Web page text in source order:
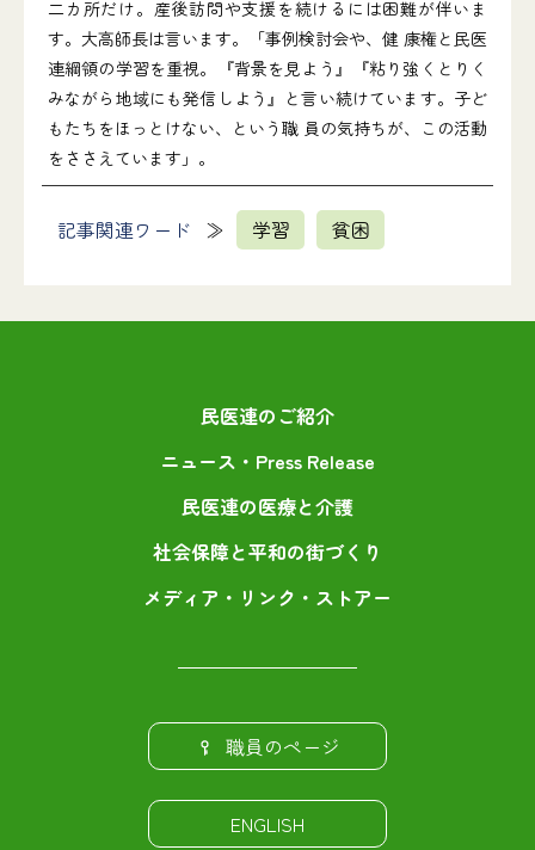
二カ所だけ。産後訪問や支援を続けるには困難が伴いま
す。大高師長は言います。「事例検討会や、健 康権と民医
連綱領の学習を重視。『背景を見よう』『粘り強くとりく
みながら地域にも発信しよう』と言い続けています。子ど
もたちをほっとけない、という職 員の気持ちが、この活動
をささえています」。
記事関連ワード 学習 貧困
民医連のご紹介
ニュース・Press Release
民医連の医療と介護
社会保障と平和の街づくり
メディア・リンク・ストアー
職員のページ
ENGLISH